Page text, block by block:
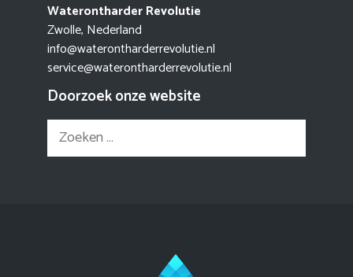
Waterontharder Revolutie
Zwolle, Nederland
info@waterontharderrevolutie.nl
service@waterontharderrevolutie.nl
Doorzoek onze website
Zoek
naar: